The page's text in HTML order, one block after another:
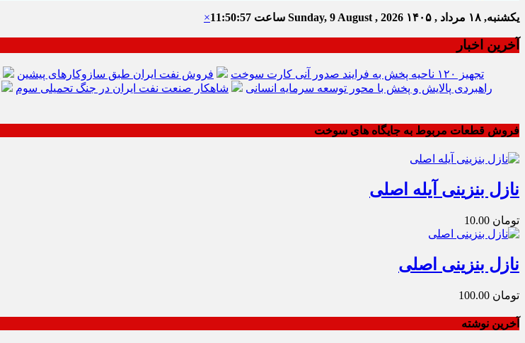
یکشنبه, ۱۸ مرداد , ۱۴۰۵ Sunday, 9 August , 2026 ساعت 11:50:58
×
آخرین اخبار
تجهیز ۱۲۰ ناحیه پخش به فرایند صدور آنی کارت سوخت فروش نفت ایران طبق سازوکارهای پیشین
راهبردی پالایش و پخش با محور توسعه سرمایه انسانی
شاهکار صنعت نفت ایران در جنگ تحمیلی سوم
فروش قطعات مربوط به جایگاه های سوخت
نازل بنزینی آیله اصلی
تومان
نازل بنزینی اصلی
تومان
آخرین نوشته